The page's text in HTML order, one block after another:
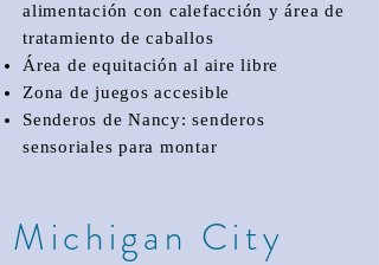
alimentación con calefacción y área de
tratamiento de caballos
Área de equitación al aire libre
Zona de juegos accesible
Senderos de Nancy: senderos
sensoriales para montar
Michigan City